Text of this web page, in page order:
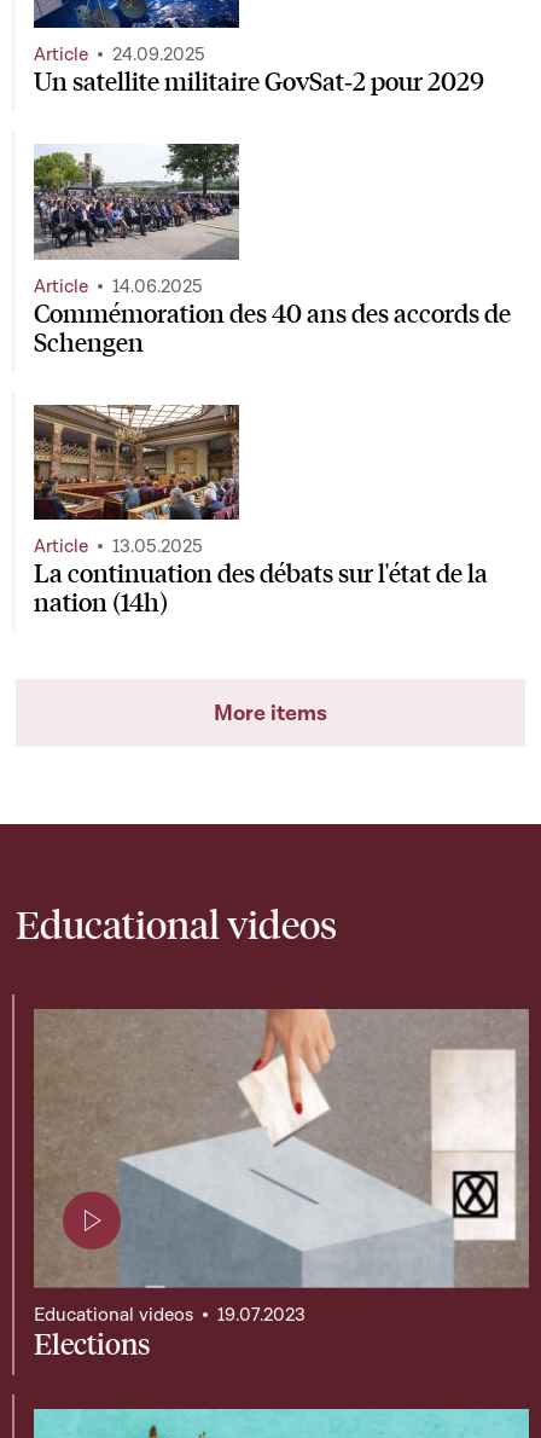
Un satellite militaire GovSat‑2 pour 2029
Article 24.09.2025
Commémoration des 40 ans des accords de
Schengen
Article 14.06.2025
La continuation des débats sur l'état de la
nation (14h)
Article 13.05.2025
More items
Educational videos
Page contenant une vidéo
Elections
Educational videos 19.07.2023